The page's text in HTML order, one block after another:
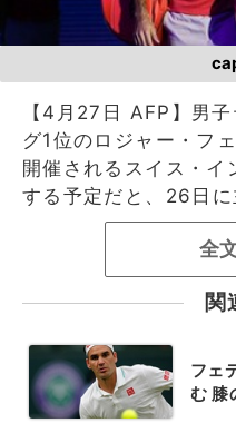
【4月27日 AFP】男
グ1位のロジャー・フ
開催されるスイス・イ
する予定だと、26日に
全
関
フェ
む 膝